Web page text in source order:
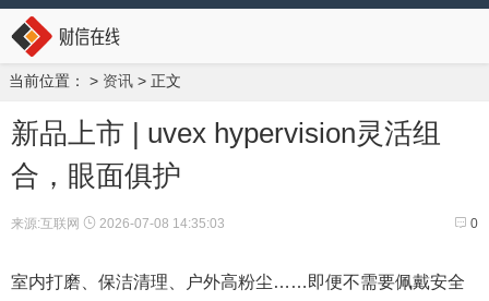
当前位置： > 资讯 > 正文
新品上市 | uvex hypervision灵活组
合，眼面俱护
0
来源:互联网 2026-07-08 14:35:03
室内打磨、保洁清理、户外高粉尘……即便不需要佩戴安全